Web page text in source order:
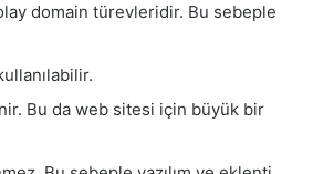
domain türevleridir. Bu sebeple
Bu da web sitesi için büyük bir